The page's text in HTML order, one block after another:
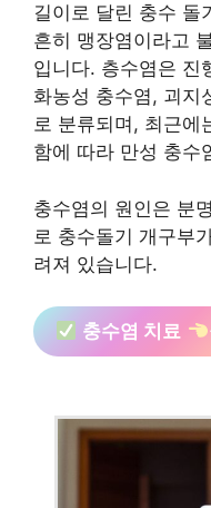
길이로 달린 충수 돌
흔히 맹장염이라고
입니다. 층수염은 진
화농성 충수염, 괴지
로 분류되며, 최근에
함에 따라 만성 충수
충수염의 원인은 분
로 충수돌기 개구부
려져 있습니다.
충수염 치료